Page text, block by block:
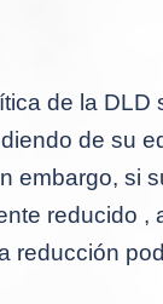
de la
de su
embargo, si
reducido ,